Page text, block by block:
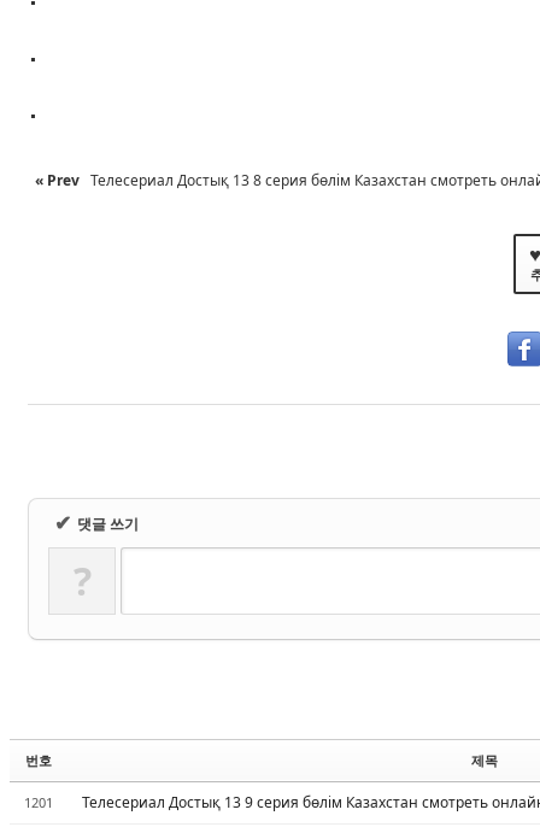
.
.
« Prev Телесериал Достық 13 8 серия бөлім Казахстан смотреть
✔ 댓글 쓰기
?
번호 제목
1201 Телесериал Достық 13 9 серия бөлім Казахстан смотреть